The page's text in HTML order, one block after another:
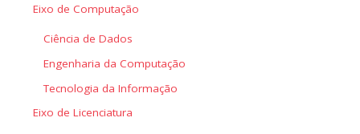
Eixo de Computação
Ciência de Dados
Engenharia da Computação
Tecnologia da Informação
Eixo de Licenciatura